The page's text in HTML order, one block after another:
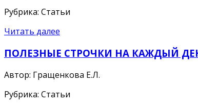
Рубрика: Статьи
Читать далее
ПОЛЕЗНЫЕ СТРОЧКИ НА КАЖДЫЙ
Автор: Гращенкова Е.Л.
Рубрика: Статьи